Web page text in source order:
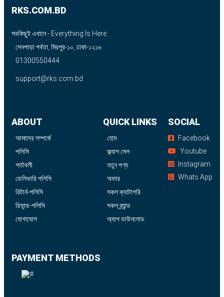
RKS.COM.BD
সবকিছুই এখানে - Everything Is Here
সেনপাড়া পর্বতা, মিরপুর-১০, ঢাকা-১২১৬
01300550444
support@rks.com.bd
ABOUT
আমাদের সম্পর্কে
পলিসি
শর্তাবলী
ডেলিভারি পলিসি
রিটার্ন-পলিসি
রিফান্ড-পলিসি
যোগাযোগ
QUICK LINKS
হোম
ফ্ল্যাশ সেল
নতুন পণ্য
অফার
সকল ক্যাটাগরি
সকল ব্র্যান্ড
অ্যাপ ডাউনলোড
SOCIAL
Facebook
Youtube
Instagram
Whats App
PAYMENT METHODS